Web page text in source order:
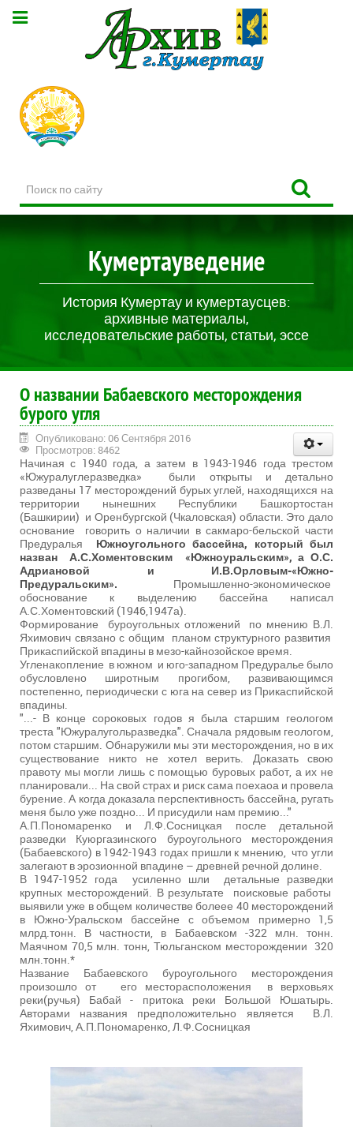
по
сайту
Кумертауведение
История Кумертау и кумертаусцев:
архивные материалы,
исследовательские работы, статьи, эссе
О названии Бабаевского месторождения
бурого угля
Опубликовано: 06 Сентября 2016
Просмотров: 8462
Начиная с 1940 года, а затем в 1943-1946 года трестом
«Южуралуглеразведка» были открыты и детально
разведаны 17 месторождений бурых углей, находящихся на
территории нынешних Республики Башкортостан
(Башкирии) и Оренбургской (Чкаловская) области. Это дало
основание говорить о наличии в сакмаро-бельской части
Предуралья Южноугольного бассейна, который был
назван А.С.Хоментовским «Южноуральским», а О.С.
Адриановой и И.В.Орловым-«Южно-
Предуральским».
Промышленно-экономическое
обоснование к выделению бассейна написал
А.С.Хоментовский (1946,1947а).
Формирование буроугольных отложений по мнению В.Л.
Яхимович связано с общим планом структурного развития
Прикаспийской впадины в мезо-кайнозойское время.
Угленакопление в южном и юго-западном Предуралье было
обусловлено широтным прогибом, развивающимся
постепенно, периодически с юга на север из Прикаспийской
впадины.
"...- В конце сороковых годов я была старшим геологом
треста "Южуралугольразведка". Сначала рядовым геологом,
потом старшим. Обнаружили мы эти месторождения, но в их
существование никто не хотел верить. Доказать свою
правоту мы могли лишь с помощью буровых работ, а их не
планировали... На свой страх и риск сама поехаоа и провела
бурение. А когда доказала перспективность бассейна, ругать
меня было уже поздно... И присудили нам премию..."
А.П.Пономаренко и Л.Ф.Сосницкая после детальной
разведки Куюргазинского буроугольного месторождения
(Бабаевского) в 1942-1943 годах пришли к мнению, что угли
залегают в эрозионной впадине – древней речной долине.
В 1947-1952 года усиленно шли детальные разведки
крупных месторождений. В результате поисковые работы
выявили уже в общем количестве болеее 40 месторождений
в Южно-Уральском бассейне с объемом примерно 1,5
млрд.тонн. В частности, в Бабаевском -322 млн. тонн.
Маячном 70,5 млн. тонн, Тюльганском месторождении 320
млн.тонн.*
Название Бабаевского буроугольного месторождения
произошло от его месторасположения в верховьях
реки(ручья) Бабай - притока реки Большой Юшатырь.
Авторами названия предположительно является В.Л.
Яхимович, А.П.Пономаренко, Л.Ф.Сосницкая